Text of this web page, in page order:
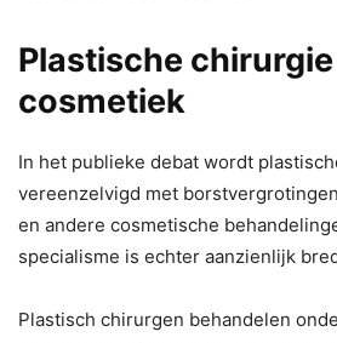
Plastische
cosmetiek
In het publieke debat wordt
vereenzelvigd met
en andere cosmetische
specialisme is echter aanzienlijk
Plastisch chirurgen behandelen